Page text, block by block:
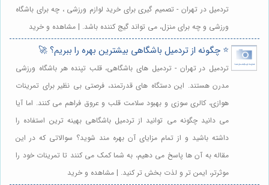
تردمیل در تهران - تصمیم گیری برای خرید لوازم ورزشی ، چه برای باشگاه
ورزشی و چه برای منزل، می تواند گیج کننده باشد. | مشاهده و خرید
⭐️ چگونه از تردمیل باشگاهی بیشترین بهره را ببریم؟ 🚀
تردمیل در تهران - تردمیل های باشگاهی، قلب تپنده هر باشگاه ورزشی
مدرن هستند. این دستگاه های قدرتمند، فرصتی بی نظیر برای تمرینات
هوازی، کالری سوزی و بهبود سلامت قلب و عروق فراهم می کنند. اما آیا
می دانید چگونه می توانید از تردمیل باشگاهی بهینه ترین استفاده را
داشته باشید و از تمام مزایای آن بهره مند شوید؟ سوالاتی که در این
مقاله به آن ها پاسخ می دهیم، به شما کمک می کنند تا تمرینات خود را
موثرتر، ایمن تر و لذت بخش تر کنید. | مشاهده و خرید